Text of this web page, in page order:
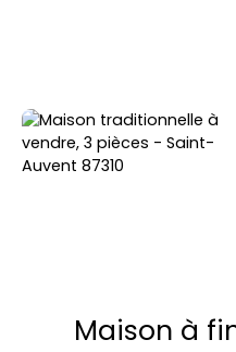
Maison à